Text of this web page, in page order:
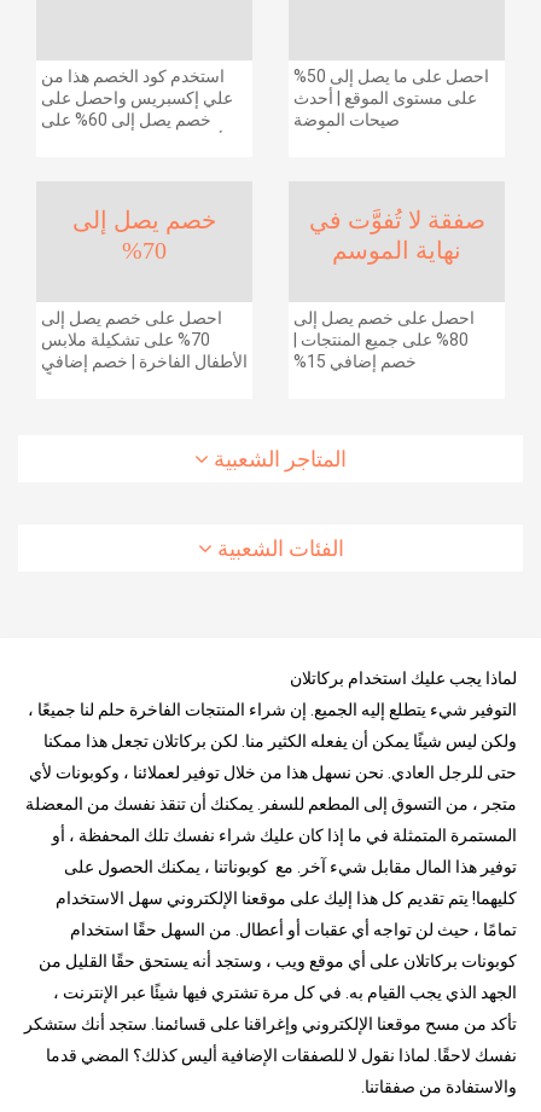
استخدم كود الخصم هذا من
علي إكسبريس واحصل على
خصم يصل إلى 60% على
الطلبات التي تزيد قيمتها عن
1425 ريالًا سعوديًا | شحن مج
احصل على ما يصل إلى 50%
على مستوى الموقع | أحدث
صيحات الموضة
خصم يصل إلى
70%
احصل على خصم يصل إلى
70% على تشكيلة ملابس
الأطفال الفاخرة | خصم إضافي
صفقة لا تُفوَّت في
نهاية الموسم
احصل على خصم يصل إلى
80% على جميع المنتجات |
خصم إضافي 15%
المتاجر الشعبية
الفئات الشعبية
لماذا يجب عليك استخدام بركاتلان
التوفير شيء يتطلع إليه الجميع. إن شراء المنتجات الفاخرة حلم لنا جميعًا ،
ولكن ليس شيئًا يمكن أن يفعله الكثير منا. لكن بركاتلان تجعل هذا ممكنا
حتى للرجل العادي. نحن نسهل هذا من خلال توفير لعملائنا ، وكوبونات لأي
متجر ، من التسوق إلى المطعم للسفر. يمكنك أن تنقذ نفسك من المعضلة
المستمرة المتمثلة في ما إذا كان عليك شراء نفسك تلك المحفظة ، أو
توفير هذا المال مقابل شيء آخر. مع كوبوناتنا ، يمكنك الحصول على
كليهما! يتم تقديم كل هذا إليك على موقعنا الإلكتروني سهل الاستخدام
تمامًا ، حيث لن تواجه أي عقبات أو أعطال. من السهل حقًا استخدام
كوبونات بركاتلان على أي موقع ويب ، وستجد أنه يستحق حقًا القليل من
الجهد الذي يجب القيام به. في كل مرة تشتري فيها شيئًا عبر الإنترنت ،
تأكد من مسح موقعنا الإلكتروني وإغراقنا على قسائمنا. ستجد أنك ستشكر
نفسك لاحقًا. لماذا نقول لا للصفقات الإضافية أليس كذلك؟ المضي قدما
والاستفادة من صفقاتنا.